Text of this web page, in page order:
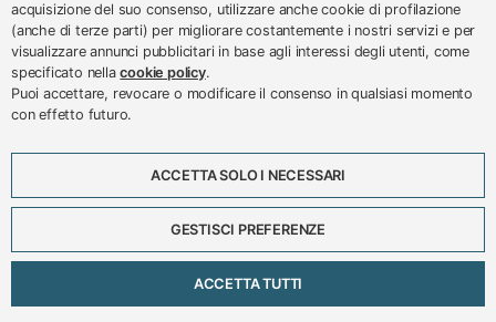
© 2024 – 2026 - ARTSER SRL
ARTSER SRL - Viale Milano, 5 - Varese -
P.IVA 01878290129
Tel. 0332 256111 - Fax 0332 256200 -
VA-213777
Lavora con noi
Scadenzario
Eventi
Approfondimenti
Privacy e cookies policy
acquisizione del suo consenso, utilizzare anche cookie di profilazione
(anche di terze parti) per migliorare costantemente i nostri servizi e per
visualizzare annunci pubblicitari in base agli interessi degli utenti, come
specificato nellacookie policy.
Puoi accettare, revocare o modificare il consenso in qualsiasi momento
con effetto futuro.
ACCETTA SOLO I NECESSARI
GESTISCI PREFERENZE
ACCETTA TUTTI